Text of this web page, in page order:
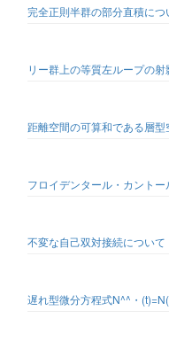
完全正則半群の部分直積に
リー群上の等質左ループの
距離空間の可算和である層
フロイデンタール・カント
不変な自己双対接続について
遅れ型微分方程式N^^・